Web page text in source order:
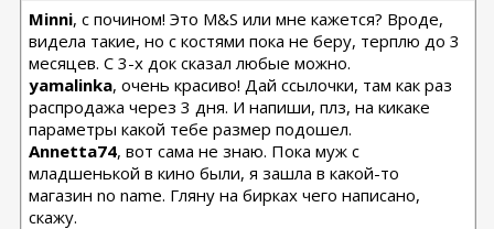
Minni, с почином! Это M&S или мне кажется? Вроде,
видела такие, но с костями пока не беру, терплю до 3
месяцев. С 3-х док сказал любые можно.
yamalinka, очень красиво! Дай ссылочки, там как раз
распродажа через 3 дня. И напиши, плз, на кикаке
параметры какой тебе размер подошел.
Annetta74, вот сама не знаю. Пока муж с
младшенькой в кино были, я зашла в какой-то
магазин no name. Гляну на бирках чего написано,
скажу.